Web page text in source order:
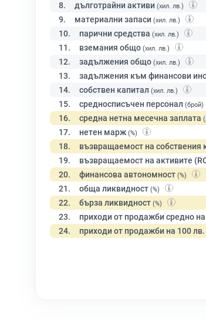
8. дълготрайни активи (хил. лв.)
9. материални запаси (хил. лв.)
10. парични средства (хил. лв.)
11. вземания общо (хил. лв.)
12. задължения общо (хил. лв.)
13. задължения към финансови
14. собствен капитал (хил. лв.)
15. средносписъчен персонал (брой)
16. средна нетна месечна заплата
17. нетен марж (%)
18. възвращаемост на собствения
19. възвращаемост на активите
20. финансова автономност (%)
21. обща ликвидност (%)
22. бърза ликвидност (%)
23. приходи от продажби средно
24. приходи от продажби на 100